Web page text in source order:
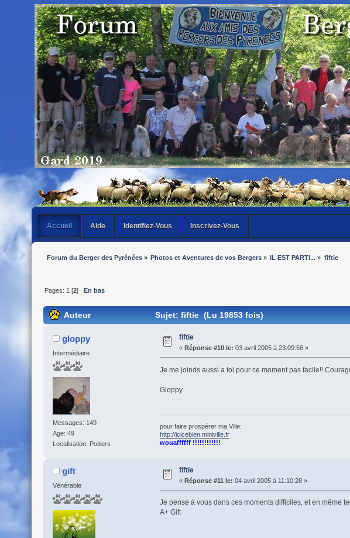
Accueil Aide Identifiez-Vous Inscrivez-Vous
Forum du Berger des Pyrénées» Photos et Aventures de vos Bergers » IL EST PARTI... » fiftie
Pages: 1 [2] En bas
Auteur Sujet: fiftie (Lu 19853 fois)
gloppy
Intermédiaire
Messages: 149
Age: 49
Localisation: Poitiers
fiftie
« Réponse #10 le: 03 avril 2005 à 23:09:56 »
Je me joinds aussi a toi pour ce moment pas facile!!
Gloppy
pour faire prospérer ma Ville:
http://icicebien.miniville.fr
wouaffffff !!!!!!!!!!!!
gift
Vénérable
fiftie
« Réponse #11 le: 04 avril 2005 à 11:10:28 »
Je pense à vous dans ces moments difficiles, et en même
A+ Gift